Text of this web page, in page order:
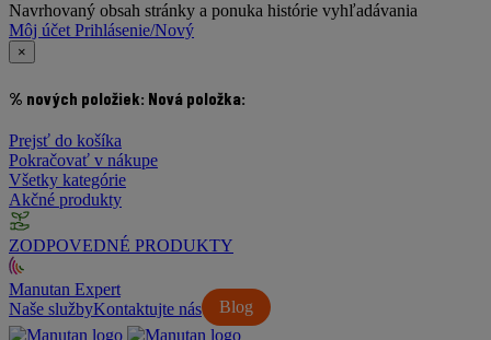
Navrhovaný obsah stránky a ponuka histórie vyhľadávania
Môj účet Prihlásenie/Nový
×
% nových položiek: Nová položka:
Prejsť do košíka
Pokračovať v nákupe
Všetky kategórie
Akčné produkty
ZODPOVEDNÉ PRODUKTY
Manutan Expert
Naše služby
Blog
Kontaktujte nás